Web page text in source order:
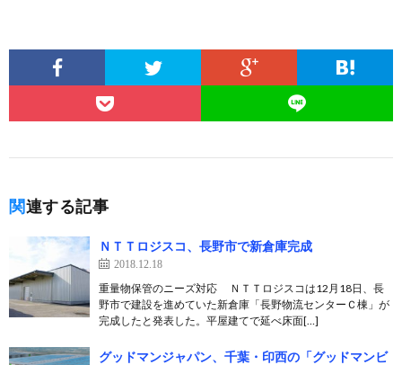
関連する記事
ＮＴＴロジスコ、長野市で新倉庫完成
2018.12.18
重量物保管のニーズ対応 ＮＴＴロジスコは12月18日、長
野市で建設を進めていた新倉庫「長野物流センターＣ棟」が
完成したと発表した。平屋建てで延べ床面[…]
グッドマンジャパン、千葉・印西の「グッドマンビ